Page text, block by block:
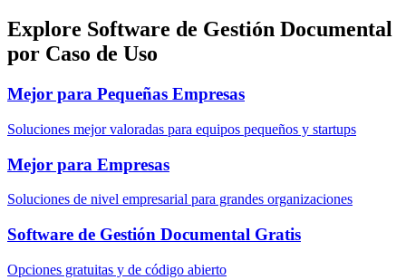
Explore Software de Gestión Documental
por Caso de Uso
Mejor para Pequeñas Empresas
Soluciones mejor valoradas para equipos pequeños y startups
Mejor para Empresas
Soluciones de nivel empresarial para grandes organizaciones
Software de Gestión Documental Gratis
Opciones gratuitas y de código abierto